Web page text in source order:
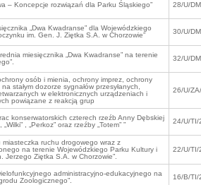
– Koncepcje rozwiązań dla Parku Śląskiego” 28/U/
„Dwa Kwadranse” dla Wojewódzkiego
im. Gen. J. Ziętka S.A. w Chorzowie”
30/U/
miesięcznika „Dwa Kwadranse” na terenie
32/U/
osób i mienia, ochrony imprez, ochrony
stałym dozorze sygnałów przesyłanych,
w elektronicznych urządzeniach i
powiązane z reakcją grup
26/U/
konserwatorskich czterech rzeźb Anny Dębskiej
„Wilki” , „Perkoz” oraz rzeźby „Totem” ”
24/U/TI/
miasteczka ruchu drogowego wraz z
na terenie Wojewódzkiego Parku Kultury i
Jerzego Ziętka S.A. w Chorzowie”.
22/U/TI/
administracyjno-edukacyjnego na
Zoologicznego”.
16/B/TI/